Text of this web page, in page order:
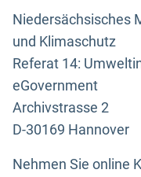
Niedersächsisches
und Klimaschutz
Referat 14:
eGovernment
Archivstrasse 2
D-30169 Hannover
Nehmen Sie online